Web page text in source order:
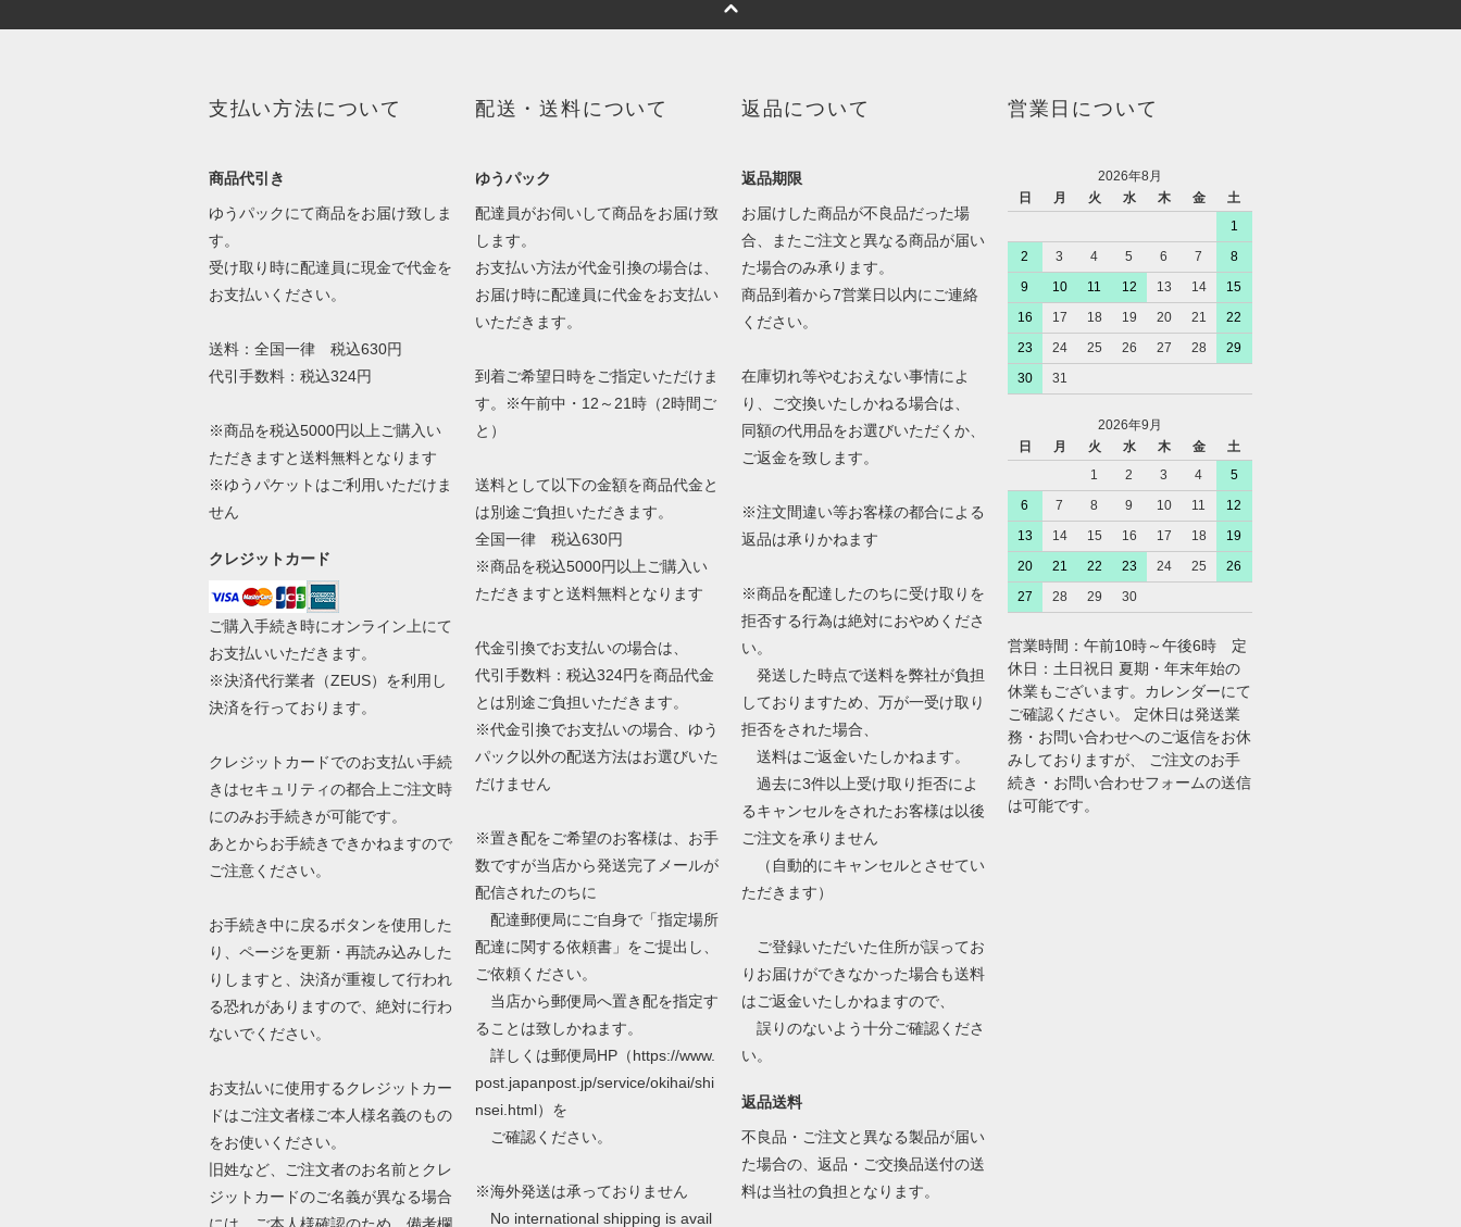
支払い方法について
商品代引き
ゆうパックにて商品をお届け致しま
す。
受け取り時に配達員に現金で代金を
お支払いください。
送料：全国一律 税込630円
代引手数料：税込324円
※商品を税込5000円以上ご購入い
ただきますと送料無料となります
※ゆうパケットはご利用いただけま
せん
クレジットカード
ご購入手続き時にオンライン上にて
お支払いいただきます。
※決済代行業者（ZEUS）を利用し
決済を行っております。
クレジットカードでのお支払い手続
きはセキュリティの都合上ご注文時
にのみお手続きが可能です。
あとからお手続きできかねますので
ご注意ください。
お手続き中に戻るボタンを使用した
り、ページを更新・再読み込みした
りしますと、決済が重複して行われ
る恐れがありますので、絶対に行わ
ないでください。
お支払いに使用するクレジットカー
ドはご注文者様ご本人様名義のもの
をお使いください。
旧姓など、ご注文者のお名前とクレ
ジットカードのご名義が異なる場合
配送・送料について
ゆうパック
配達員がお伺いして商品をお届け致
します。
お支払い方法が代金引換の場合は、
お届け時に配達員に代金をお支払い
いただきます。
到着ご希望日時をご指定いただけま
す。※午前中・12～21時（2時間ご
と）
送料として以下の金額を商品代金と
は別途ご負担いただきます。
全国一律 税込630円
※商品を税込5000円以上ご購入い
ただきますと送料無料となります
代金引換でお支払いの場合は、
代引手数料：税込324円を商品代金
とは別途ご負担いただきます。
※代金引換でお支払いの場合、ゆう
パック以外の配送方法はお選びいた
だけません
※置き配をご希望のお客様は、お手
数ですが当店から発送完了メールが
配信されたのちに
配達郵便局にご自身で「指定場所
配達に関する依頼書」をご提出し、
ご依頼ください。
当店から郵便局へ置き配を指定す
ることは致しかねます。
詳しくは郵便局HP（https://www.
post.japanpost.jp/service/okihai/shi
nsei.html）を
ご確認ください。
※海外発送は承っておりません
No international shipping is avail
返品について
返品期限
お届けした商品が不良品だった場
合、またご注文と異なる商品が届い
た場合のみ承ります。
商品到着から7営業日以内にご連絡
ください。
在庫切れ等やむおえない事情によ
り、ご交換いたしかねる場合は、
同額の代用品をお選びいただくか、
ご返金を致します。
※注文間違い等お客様の都合による
返品は承りかねます
※商品を配達したのちに受け取りを
拒否する行為は絶対におやめくださ
い。
発送した時点で送料を弊社が負担
しておりますため、万が一受け取り
拒否をされた場合、
送料はご返金いたしかねます。
過去に3件以上受け取り拒否によ
るキャンセルをされたお客様は以後
ご注文を承りません
（自動的にキャンセルとさせてい
ただきます）
ご登録いただいた住所が誤ってお
りお届けができなかった場合も送料
はご返金いたしかねますので、
誤りのないよう十分ご確認くださ
い。
返品送料
不良品・ご注文と異なる製品が届い
た場合の、返品・ご交換品送付の送
料は当社の負担となります。
営業日について
2026年8月
日
月 火 水 木 金
土
1
2
3 4 5 6 7
8
9
10 11 12 13 14
15
16
17 18 19 20 21
22
23
24 25 26 27 28
29
30
31
2026年9月
日
月 火 水 木 金
土
1
2 3 4
5
6
7 8 9 10 11
12
13
14 15 16 17 18
19
20
21 22 23 24 25
26
27
28 29 30
営業時間：午前10時～午後6時 定
休日：土日祝日 夏期・年末年始の
休業もございます。カレンダーにて
ご確認ください。 定休日は発送業
務・お問い合わせへのご返信をお休
みしておりますが、 ご注文のお手
続き・お問い合わせフォームの送信
は可能です。